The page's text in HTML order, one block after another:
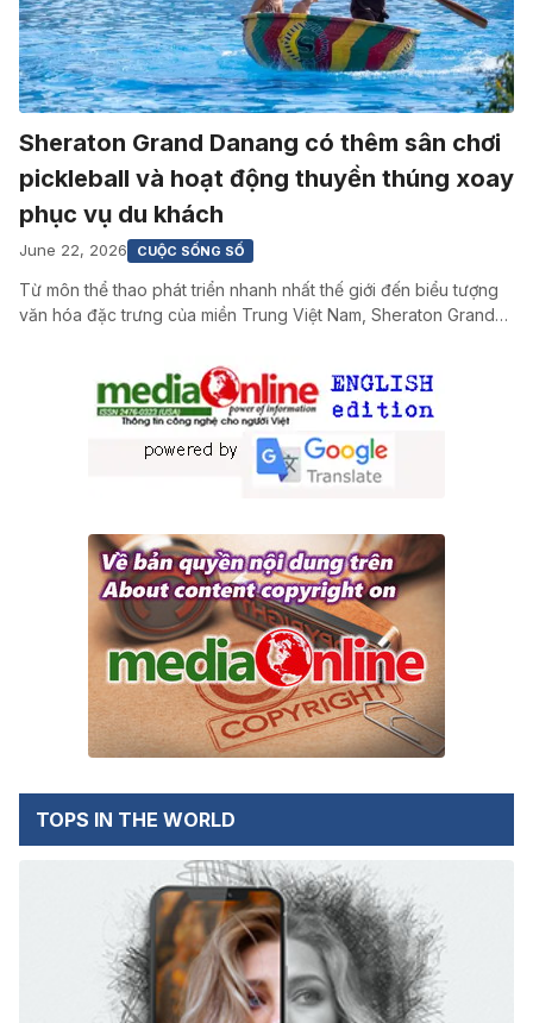
Sheraton Grand Danang có thêm sân chơi
pickleball và hoạt động thuyền thúng xoay
phục vụ du khách
June 22, 2026 CUỘC SỐNG SỐ
Từ môn thể thao phát triển nhanh nhất thế giới đến biểu tượng
văn hóa đặc trưng của miền Trung Việt Nam, Sheraton Grand…
TOPS IN THE WORLD